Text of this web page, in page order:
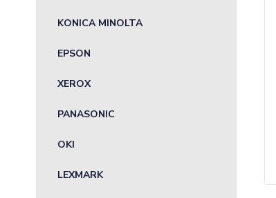
KONICA MINOLTA
EPSON
XEROX
PANASONIC
OKI
LEXMARK